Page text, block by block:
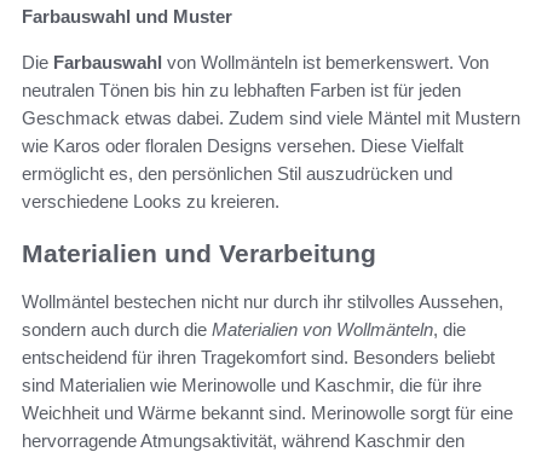
Farbauswahl und Muster
Die Farbauswahl von Wollmänteln ist bemerkenswert. Von
neutralen Tönen bis hin zu lebhaften Farben ist für jeden
Geschmack etwas dabei. Zudem sind viele Mäntel mit Mustern
wie Karos oder floralen Designs versehen. Diese Vielfalt
ermöglicht es, den persönlichen Stil auszudrücken und
verschiedene Looks zu kreieren.
Materialien und Verarbeitung
Wollmäntel bestechen nicht nur durch ihr stilvolles Aussehen,
sondern auch durch die Materialien von Wollmänteln, die
entscheidend für ihren Tragekomfort sind. Besonders beliebt
sind Materialien wie Merinowolle und Kaschmir, die für ihre
Weichheit und Wärme bekannt sind. Merinowolle sorgt für eine
hervorragende Atmungsaktivität, während Kaschmir den